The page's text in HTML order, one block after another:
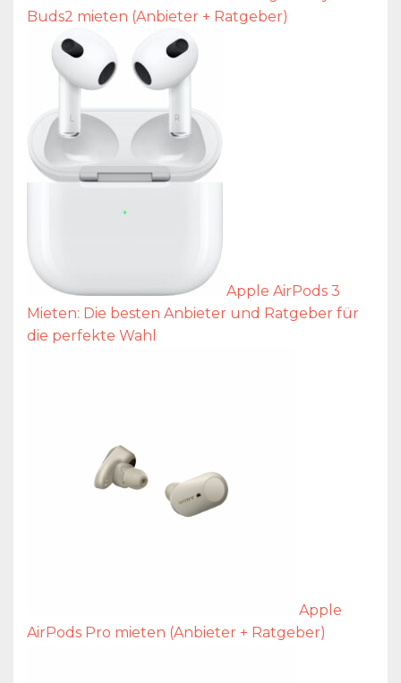
Buds2 mieten (Anbieter + Ratgeber)
Apple AirPods 3
Mieten: Die besten Anbieter und Ratgeber für
die perfekte Wahl
Apple
AirPods Pro mieten (Anbieter + Ratgeber)